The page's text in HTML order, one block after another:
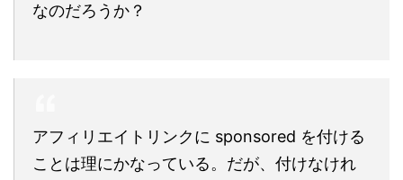
なのだろうか？
アフィリエイトリンクに sponsored を付ける
ことは理にかなっている。だが、付けなけれ